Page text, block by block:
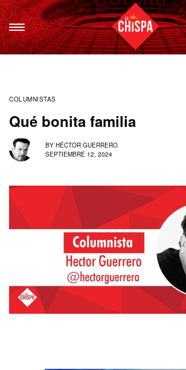
COLUMNISTAS
Qué bonita familia
BY HÉCTOR GUERRERO
SEPTIEMBRE 12, 2024